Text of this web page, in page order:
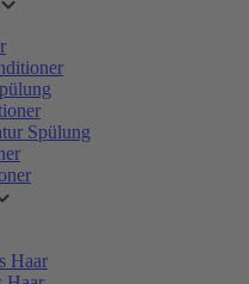
Spülung
Haar